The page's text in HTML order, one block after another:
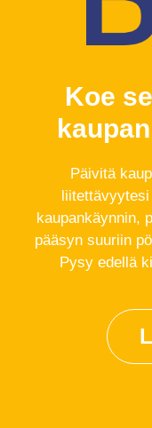
Koe
Päivitä
kaupankäynnin,
pääsyn suuriin
Pysy edellä